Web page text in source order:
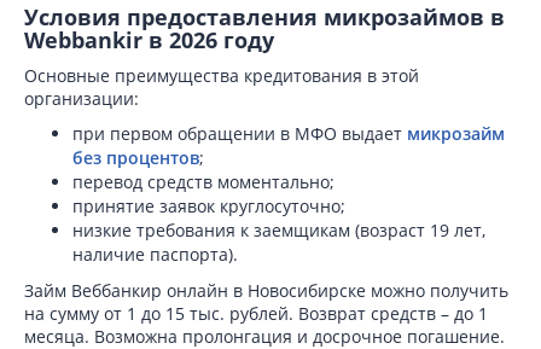
Условия предоставления микрозаймов в
Webbankir в 2026 году
Основные преимущества кредитования в этой
организации:
при первом обращении в МФО выдает микрозайм
без процентов;
перевод средств моментально;
принятие заявок круглосуточно;
низкие требования к заемщикам (возраст 19 лет,
наличие паспорта).
Займ Веббанкир онлайн в Новосибирске можно получить
на сумму от 1 до 15 тыс. рублей. Возврат средств – до 1
месяца. Возможна пролонгация и досрочное погашение.